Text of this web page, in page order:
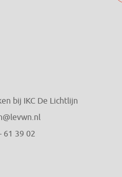
bij IKC De Lichtlijn
61 39 02